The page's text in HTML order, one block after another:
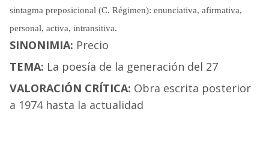
sintagma preposicional (C. Régimen): enunciativa, afirmativa,
personal, activa, intransitiva.
SINONIMIA: Precio
TEMA: La poesía de la generación del 27
VALORACIÓN CRÍTICA: Obra escrita posterior
a 1974 hasta la actualidad